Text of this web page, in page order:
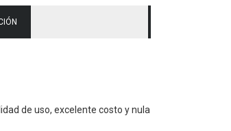
de uso, excelente costo y nula